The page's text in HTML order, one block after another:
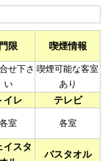
門限 喫煙情報
せ下さ
い
喫煙可能な客室
あり
イレ テレビ
各室 各室
イスタ
バスタオル